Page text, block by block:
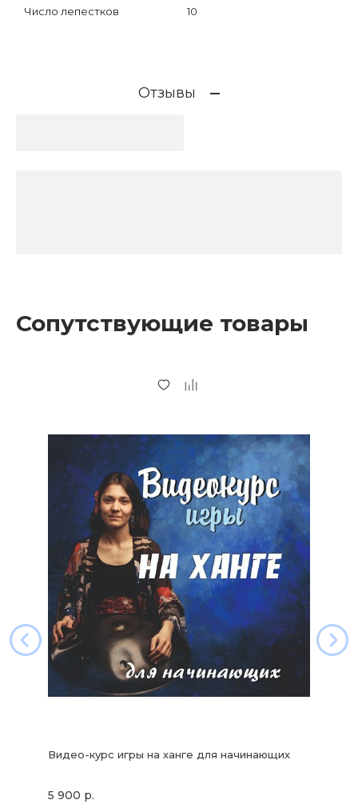
Число лепестков 10
Отзывы
Сопутствующие товары
Видео-курс игры на ханге для начинающих
5 900 р.